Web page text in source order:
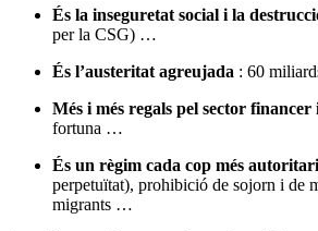
És la inseguretat social i la
per la CSG) …
És l’austeritat agreujada : 60
Més i més regals pel sector financer
fortuna …
És un règim cada cop més
perpetuïtat), prohibició de sojorn i de
migrants …